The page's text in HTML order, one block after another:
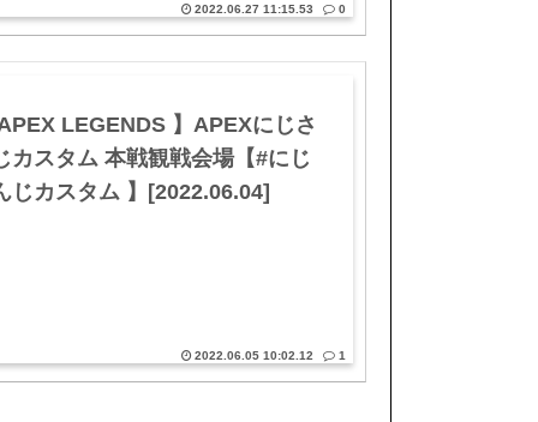
2022.06.27 11:15.53 0
LEGENDS 】APEXにじさ
カスタム 本戦観戦会場【#にじ
じカスタム 】[2022.06.04]
2022.06.05 10:02.12 1